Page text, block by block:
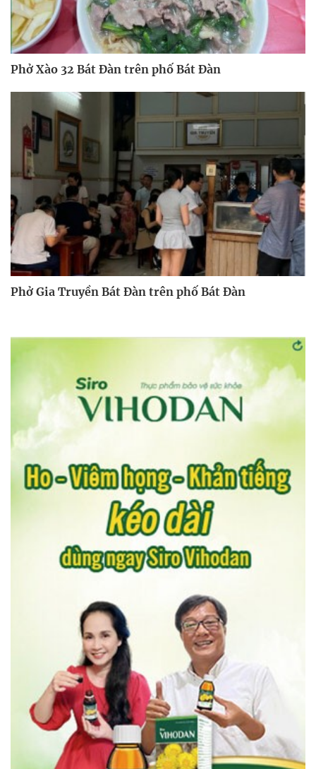
Phở Xào 32 Bát Đàn trên phố Bát Đàn
Phở Gia Truyền Bát Đàn trên phố Bát Đàn